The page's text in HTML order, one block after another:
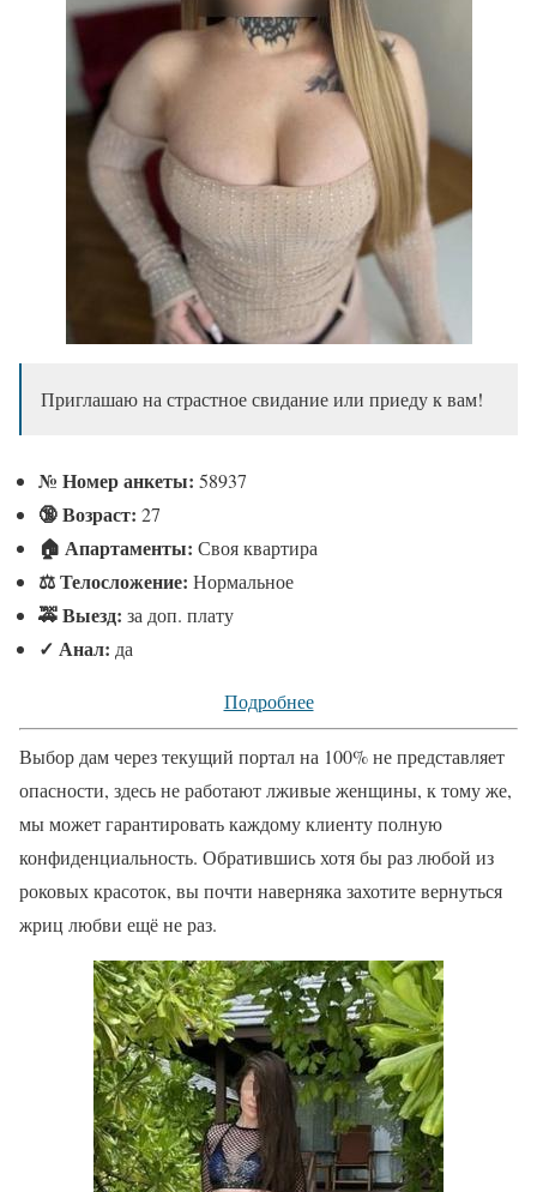
Приглашаю на страстное свидание или приеду к вам!
№ Номер анкеты: 58937
🔞 Возраст: 27
🏠 Апартаменты: Своя квартира
⚖ Телосложение: Нормальное
🚕 Выезд: за доп. плату
✓ Анал: да
Подробнее
Выбор дам через текущий портал на 100% не представляет
опасности, здесь не работают лживые женщины, к тому же,
мы может гарантировать каждому клиенту полную
конфиденциальность. Обратившись хотя бы раз любой из
роковых красоток, вы почти наверняка захотите вернуться
жриц любви ещё не раз.